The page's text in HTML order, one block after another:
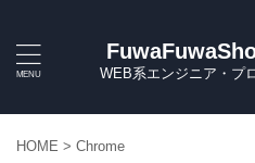
WEB系エンジニア・プ
HOME > Chrome